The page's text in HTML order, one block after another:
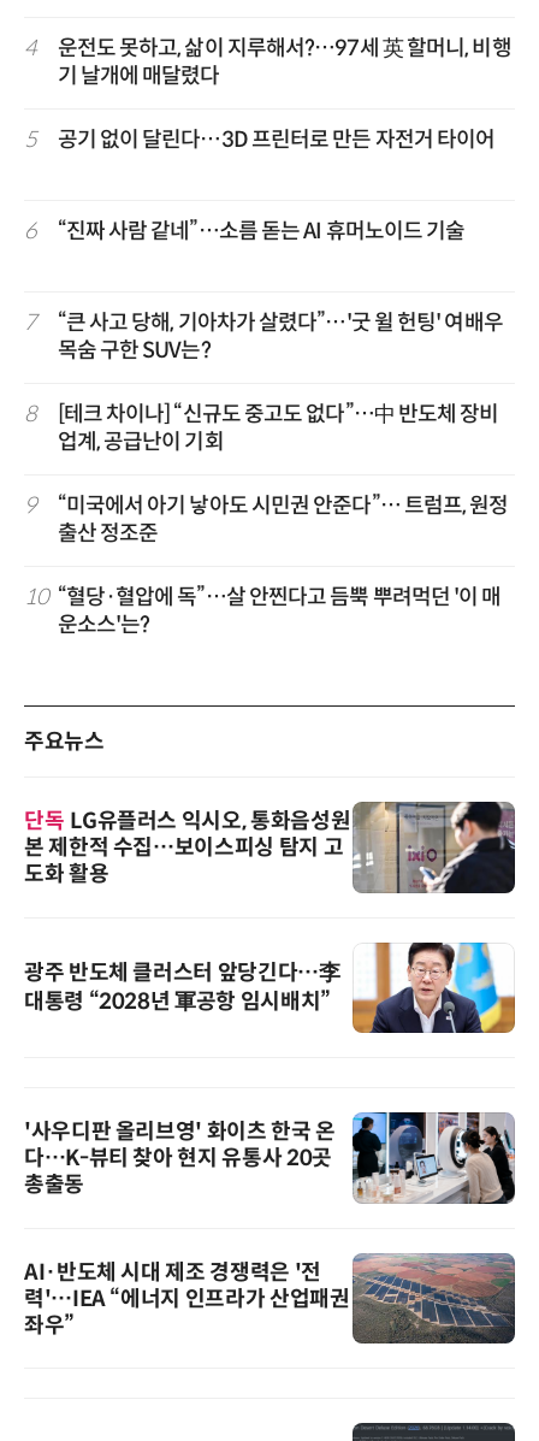
4
운전도 못하고, 삶이 지루해서?…97세 英 할머니, 비행
기 날개에 매달렸다
5 공기 없이 달린다…3D 프린터로 만든 자전거 타이어
6 “진짜 사람 같네”…소름 돋는 AI 휴머노이드 기술
7
“큰 사고 당해, 기아차가 살렸다”…'굿 윌 헌팅' 여배우
목숨 구한 SUV는?
8
[테크 차이나] “신규도 중고도 없다”…中 반도체 장비
업계, 공급난이 기회
9
“미국에서 아기 낳아도 시민권 안준다”… 트럼프, 원정
출산 정조준
10 “혈당·혈압에 독”…살 안찐다고 듬뿍 뿌려먹던 '이 매
운소스'는?
주요뉴스
단독 LG유플러스 익시오, 통화음성원
본 제한적 수집…보이스피싱 탐지 고
도화 활용
광주 반도체 클러스터 앞당긴다…李
대통령 “2028년 軍공항 임시배치”
'사우디판 올리브영' 화이츠 한국 온
다…K-뷰티 찾아 현지 유통사 20곳
총출동
AI·반도체 시대 제조 경쟁력은 '전
력'…IEA “에너지 인프라가 산업패권
좌우”